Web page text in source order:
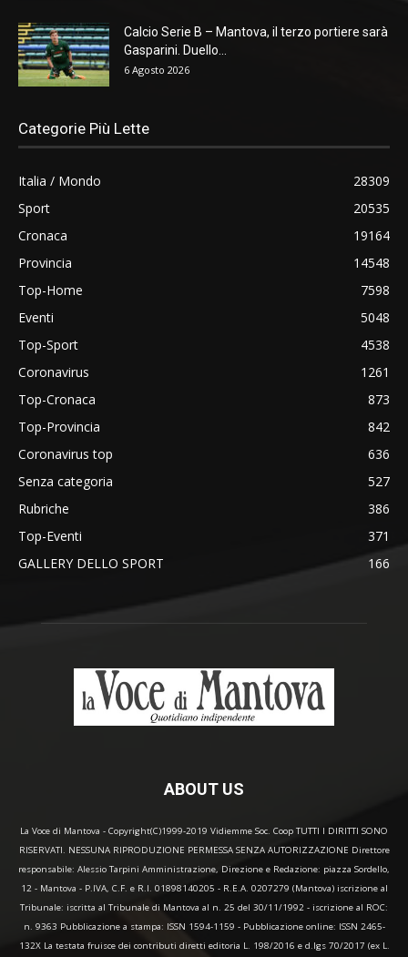
Calcio Serie B – Mantova, il terzo portiere sarà
Gasparini. Duello...
6 Agosto 2026
Categorie Più Lette
Italia / Mondo
28309
Sport
20535
Cronaca
19164
Provincia
14548
Top-Home
7598
Eventi
5048
Top-Sport
4538
Coronavirus
1261
Top-Cronaca
873
Top-Provincia
842
Coronavirus top
636
Senza categoria
527
Rubriche
386
Top-Eventi
371
GALLERY DELLO SPORT
166
ABOUT US
La Voce di Mantova - Copyright(C)1999-2019 Vidiemme Soc. Coop TUTTI I DIRITTI SONO
RISERVATI. NESSUNA RIPRODUZIONE PERMESSA SENZA AUTORIZZAZIONE Direttore
responsabile: Alessio Tarpini Amministrazione, Direzione e Redazione: piazza Sordello,
12 - Mantova - P.IVA, C.F. e R.I. 01898140205 - R.E.A. 0207279 (Mantova) iscrizione al
Tribunale: iscritta al Tribunale di Mantova al n. 25 del 30/11/1992 - iscrizione al ROC:
n. 9363 Pubblicazione a stampa: ISSN 1594-1159 - Pubblicazione online: ISSN 2465-
132X La testata fruisce dei contributi diretti editoria L. 198/2016 e d.lgs 70/2017 (ex L.